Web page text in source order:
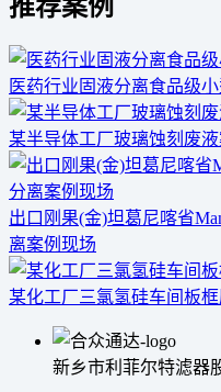
推荐案例
医药行业固液分离食品级
某半导体工厂玻璃蚀刻废
出口刚果(金)坦葛尼喀省
离案例现场
某化工厂三氯氢硅车间板
新乡市利菲尔特滤器